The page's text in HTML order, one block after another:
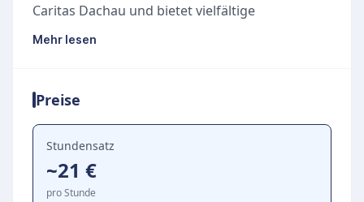
Caritas Dachau und bietet vielfältige
Unterstützung für ältere Menschen im Alltag an.
soziale Unterstützung, um älteren Menschen
ein selbstbestimmtes Leben in ihrer gewohnten
Umgebung zu ermöglichen.
Angebotene Unterstützung im Alltag
Der Helferkreis bietet ehrenamtliche und
Mehr lesen
Preise
Stundensatz
~21 €
pro Stunde